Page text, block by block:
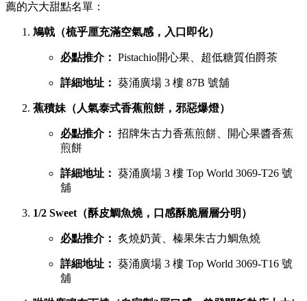
薦的六大甜點名單：
鳩戟（梳乎厘充滿空氣感，入口即化）
必點推介： Pistachio開心果、超低糖質伯爵茶
詳細地址： 葵涌廣場 3 樓 87B 號舖
蕉積妹（人氣泰式香蕉煎餅，邪惡爆燈）
必點推介： 招牌朱古力香蕉煎餅、開心果醬香蕉
煎餅
詳細地址： 葵涌廣場 3 樓 Top World 3069-T26 號
舖
1/2 Sweet（酥皮鯛魚燒，口感酥脆層層分明）
必點推介： 炙燒奶黃、榛果朱古力鯛魚燒
詳細地址： 葵涌廣場 3 樓 Top World 3069-T16 號
舖